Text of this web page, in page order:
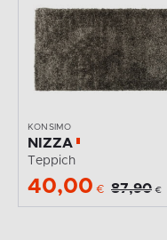
KONSIMO
NIZZA
Teppich
40,00 € 87,90 €